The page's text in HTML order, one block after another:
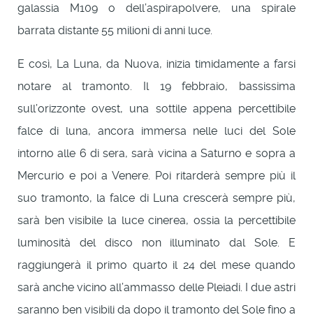
galassia M109 o dell’aspirapolvere, una spirale
barrata distante 55 milioni di anni luce.
E così, La Luna, da Nuova, inizia timidamente a farsi
notare al tramonto. Il 19 febbraio, bassissima
sull’orizzonte ovest, una sottile appena percettibile
falce di luna, ancora immersa nelle luci del Sole
intorno alle 6 di sera, sarà vicina a Saturno e sopra a
Mercurio e poi a Venere. Poi ritarderà sempre più il
suo tramonto, la falce di Luna crescerà sempre più,
sarà ben visibile la luce cinerea, ossia la percettibile
luminosità del disco non illuminato dal Sole. E
raggiungerà il primo quarto il 24 del mese quando
sarà anche vicino all’ammasso delle Pleiadi. I due astri
saranno ben visibili da dopo il tramonto del Sole fino a